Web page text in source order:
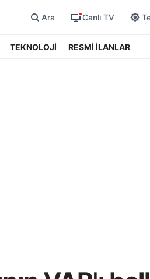
Ara Canlı TV
TEKNOLOJİ RESMİ İLANLAR